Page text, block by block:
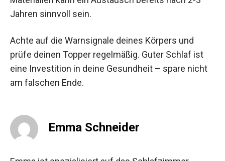
Jahren sinnvoll sein.
Achte auf die Warnsignale deines Körpers und
prüfe deinen Topper regelmäßig. Guter Schlaf ist
eine Investition in deine Gesundheit – spare nicht
am falschen Ende.
Emma Schneider